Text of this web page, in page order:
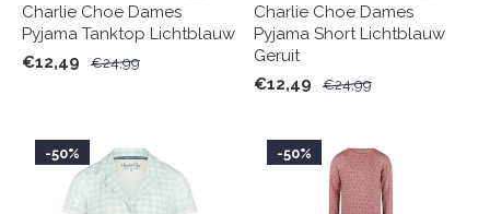
Charlie Choe Dames
Pyjama Tanktop Lichtblauw
€12,49
€24,99
Charlie Choe Dames
Pyjama Short Lichtblauw
Geruit
€12,49
€24,99
-50% -50%